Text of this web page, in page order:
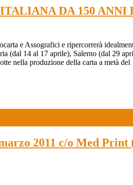
DA 150 ANNI
e Assografici e ripercorrerà
(dal 14 al 17 aprile), Salerno (dal 29
nella produzione della carta a metà
2011 c/o Med Print